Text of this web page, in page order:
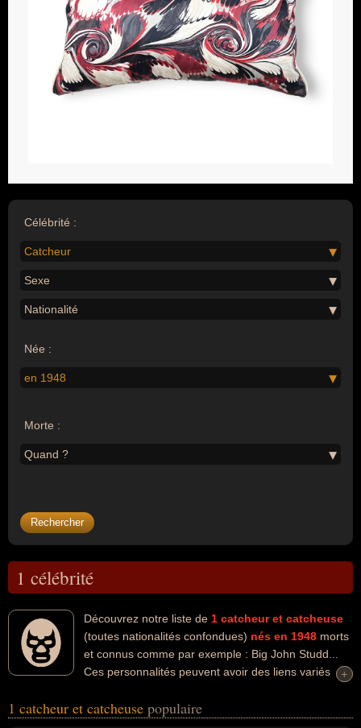
Célébrité :
Catcheur
Sexe
Nationalité
Née :
en 1948
Morte :
Quand ?
1 célébrité
Découvrez notre liste de 1 catcheur et catcheuse
(toutes nationalités confondues) nés en 1948 morts
et connus comme par exemple : Big John Studd...
Ces personnalités peuvent avoir des liens variés
célébrités peuvent également avoir été sportif. En ce qui concerne
+
+
1 catcheur et catcheuse populaire